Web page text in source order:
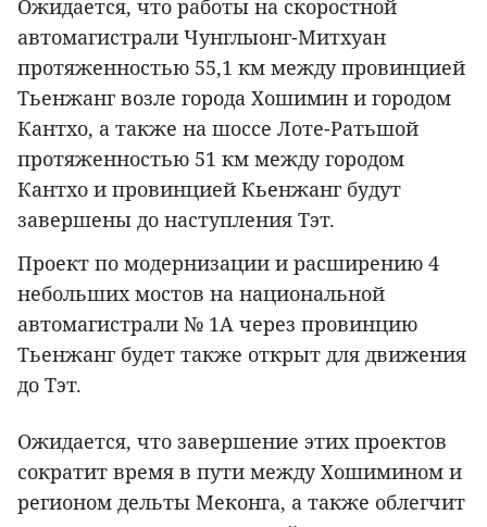
Ожидается, что работы на скоростной
автомагистрали Чунглыонг-Митхуан
протяженностью 55,1 км между провинцией
Тьенжанг возле города Хошимин и городом
Кантхо, а также на шоссе Лоте-Ратьшой
протяженностью 51 км между городом
Кантхо и провинцией Кьенжанг будут
завершены до наступления Тэт.
Проект по модернизации и расширению 4
небольших мостов на национальной
автомагистрали № 1A через провинцию
Тьенжанг будет также открыт для движения
до Тэт.
Ожидается, что завершение этих проектов
сократит время в пути между Хошимином и
регионом дельты Меконга, а также облегчит